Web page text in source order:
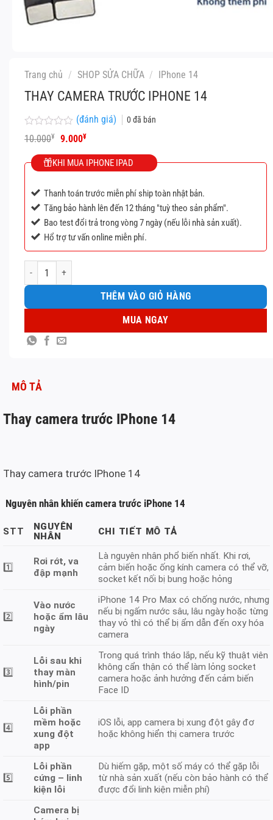
Trang chủ / SHOP SỬA CHỮA / IPhone 14
THAY CAMERA TRƯỚC IPHONE 14
Được
xếp
hạng
0
(đánh giá) 0đã bán
10.000¥
Giá
là:
10.000¥.
9.000¥Giá
tại
là:
KHI MUA IPHONE IPAD
Thanh toán trước miễn phí ship toàn nhật bản.
Tăng bảo hành lên đến 12 tháng "tuỳ theo sản phẩm".
Bao test đổi trả trong vòng 7 ngày (nếu lỗi nhà sản xuất).
Hổ trợ tư vấn online miễn phí.
Thay camera trước IPhone 14 số lượng
THÊM VÀO GIỎ HÀNG
MUA NGAY
MÔ TẢ
Thay camera trước IPhone 14
Thay camera trước IPhone 14
Nguyên nhân khiến camera trước iPhone 14
STT
NGUYÊN
NHÂN
CHI TIẾT MÔ TẢ
1️⃣
Rơi rớt, va
đập mạnh
Là nguyên nhân phổ biến nhất. Khi rơi,
cảm biến hoặc ống kính camera có thể vỡ,
socket kết nối bị bung hoặc hỏng
2️⃣
Vào nước
hoặc ẩm lâu
ngày
iPhone 14 Pro Max có chống nước, nhưng
nếu bị ngấm nước sâu, lâu ngày hoặc từng
thay vỏ thì có thể bị ẩm dẫn đến oxy hóa
camera
3️⃣
Lỗi sau khi
thay màn
hình/pin
Trong quá trình tháo lắp, nếu kỹ thuật viên
không cẩn thận có thể làm lỏng socket
camera hoặc ảnh hưởng đến cảm biến
Face ID
4️⃣
Lỗi phần
mềm hoặc
xung đột
app
iOS lỗi, app camera bị xung đột gây đơ
hoặc không hiển thị camera trước
5️⃣
Lỗi phần
cứng – linh
kiện lỗi
Dù hiếm gặp, một số máy có thể gặp lỗi
từ nhà sản xuất (nếu còn bảo hành có thể
được đổi linh kiện miễn phí)
Camera bị